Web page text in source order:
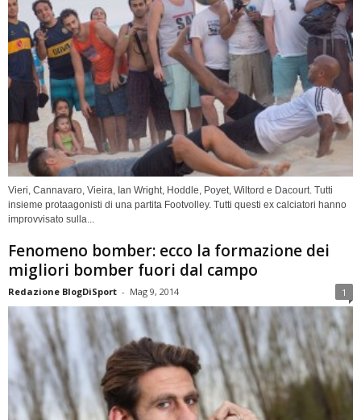
Vieri, Cannavaro, Vieira, Ian Wright, Hoddle, Poyet, Wiltord e Dacourt. Tutti
insieme protaagonisti di una partita Footvolley. Tutti questi ex calciatori hanno
improvvisato sulla...
Fenomeno bomber: ecco la formazione dei
migliori bomber fuori dal campo
Redazione BlogDiSport - Mag 9, 2014 1